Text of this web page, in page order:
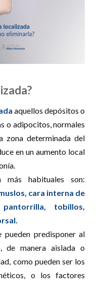
aquellos depósitos o
o adipocitos, normales
zona determinada del
en un aumento local
más habituales son:
cara interna de
tobillos,
pueden predisponer al
de manera aislada o
como pueden ser los
o los factores